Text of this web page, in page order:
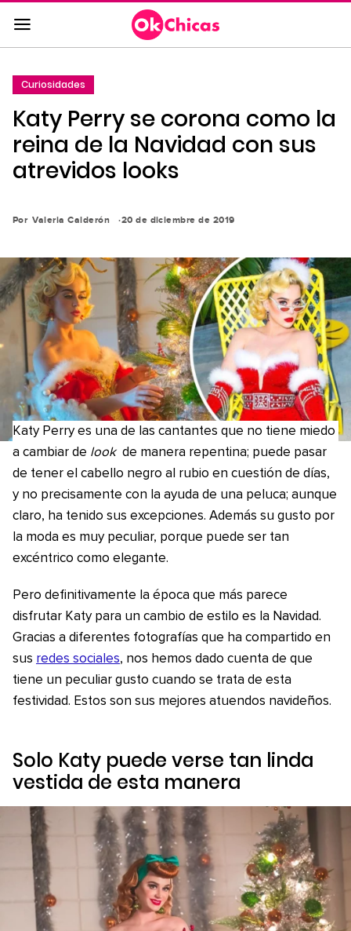
Saltar
al
contenido
a
la
navegación
principal
Curiosidades
Katy Perry se corona como la
reina de la Navidad con sus
atrevidos looks
Por Valeria Calderón 20 de diciembre de 2019
Katy Perry es una de las cantantes que no tiene miedo
a cambiar de look de manera repentina; puede pasar
de tener el cabello negro al rubio en cuestión de días,
y no precisamente con la ayuda de una peluca; aunque
claro, ha tenido sus excepciones. Además su gusto por
la moda es muy peculiar, porque puede ser tan
excéntrico como elegante.
Pero definitivamente la época que más parece
disfrutar Katy para un cambio de estilo es la Navidad.
Gracias a diferentes fotografías que ha compartido en
sus redes sociales, nos hemos dado cuenta de que
tiene un peculiar gusto cuando se trata de esta
festividad. Estos son sus mejores atuendos navideños.
Solo Katy puede verse tan linda
vestida de esta manera